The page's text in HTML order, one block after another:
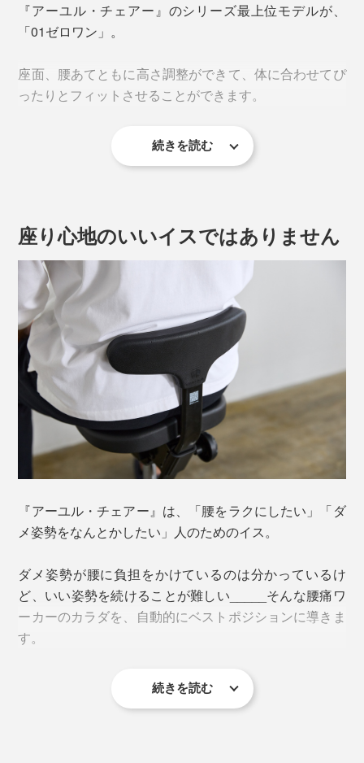
『アーユル・チェアー』のシリーズ最上位モデルが、
「01ゼロワン」。
座面、腰あてともに高さ調整ができて、体に合わせてぴ
ったりとフィットさせることができます。
座面は360°回転可能。立ち上がる時、物を取るときにも
同じくキャスター付きの「オクトパス
」との違いは、高
級感のあるアルミダイキャスト製のキャスター脚と、座
面をより高く設定できること。座面やキャスターは同じ
続きを読む
座り心地のいいイスではありません
『アーユル・チェアー』は、「腰をラクにしたい」「ダ
メ姿勢をなんとかしたい」人のためのイス。
ダメ姿勢が腰に負担をかけているのは分かっているけ
ど、いい姿勢を続けることが難しい_____そんな腰痛ワ
ーカーのカラダを、自動的にベストポジションに導きま
す。
続きを読む